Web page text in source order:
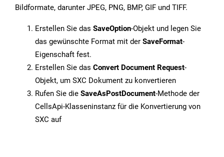
Bildformate, darunter JPEG, PNG, BMP, GIF und TIFF.
Erstellen Sie das SaveOption-Objekt und legen Sie
das gewünschte Format mit der SaveFormat-
Eigenschaft fest.
Erstellen Sie das Convert Document Request-
Objekt, um SXC Dokument zu konvertieren
Rufen Sie die SaveAsPostDocument-Methode der
CellsApi-Klasseninstanz für die Konvertierung von
SXC auf